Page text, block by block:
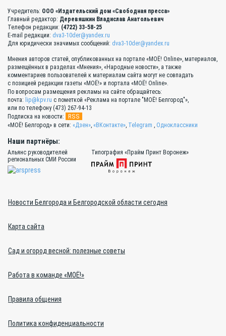
Учредитель: ООО «Издательский дом «Свободная пресса»
Главный редактор: Деревяшкин Владислав Анатольевич
Телефон редакции: (4722) 33-58-25
E-mail редакции: dva3-10der@yandex.ru
Для юридически значимых сообщений: dva3-10der@yandex.ru
Мнения авторов статей, опубликованных на портале «МОЁ! Online», материалов,
размещённых в разделах «Мнения», «Народные новости», а также
комментариев пользователей к материалам сайта могут не совпадать
с позицией редакции газеты «МОЁ!» и портала «МОЁ! Online».
По вопросам размещения рекламы на сайте обращайтесь:
почта: lip@kpv.ru с пометкой «Реклама на портале "МОЁ! Белгород"»,
или по телефону (473) 267-94-13
Подписка на новости:
RSS
«МОЁ! Белгород» в сети: «Дзен», «ВКонтакте», Telegram , Одноклассники
Наши партнёры:
Альянс руководителей
региональных СМИ России
Типография «Прайм Принт Воронеж»
Новости Белгорода и Белгородской области сегодня
Карта сайта
Сад и огород весной: полезные советы
Работа в команде «МОЁ!»
Правила общения
Политика конфиденциальности